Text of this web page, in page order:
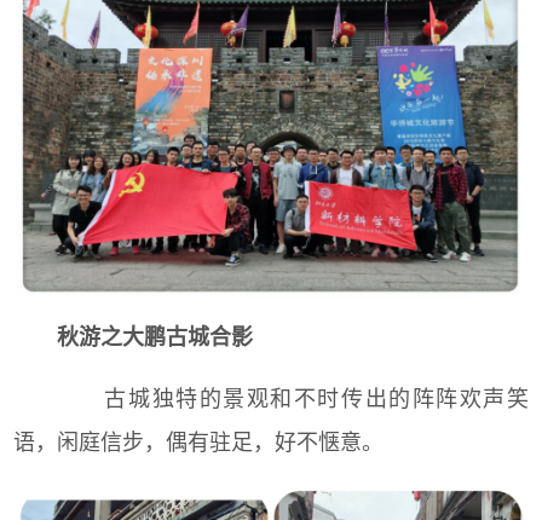
秋游之大鹏古城合影
古城独特的景观和不时传出的阵阵欢声笑
语，闲庭信步，偶有驻足，好不惬意。